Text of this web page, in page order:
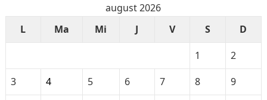
august 2026
L
Ma Mi J V S
D
1
2
3
4 5 6 7 8
9